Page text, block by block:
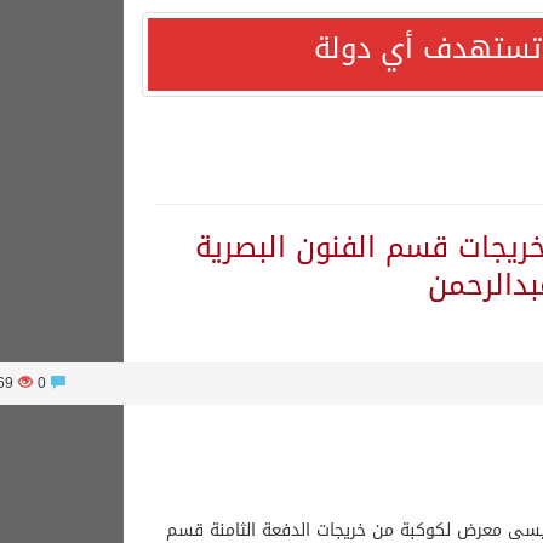
تستهدف أي دولة
خريجات قسم الفنون البصرية
2869
معرض لكوكبة من خريجات الدفعة الثامنة قسم